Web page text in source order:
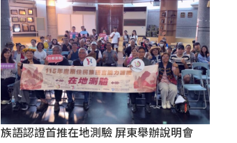
族語認證首推在地測驗 屏東舉辦說明會